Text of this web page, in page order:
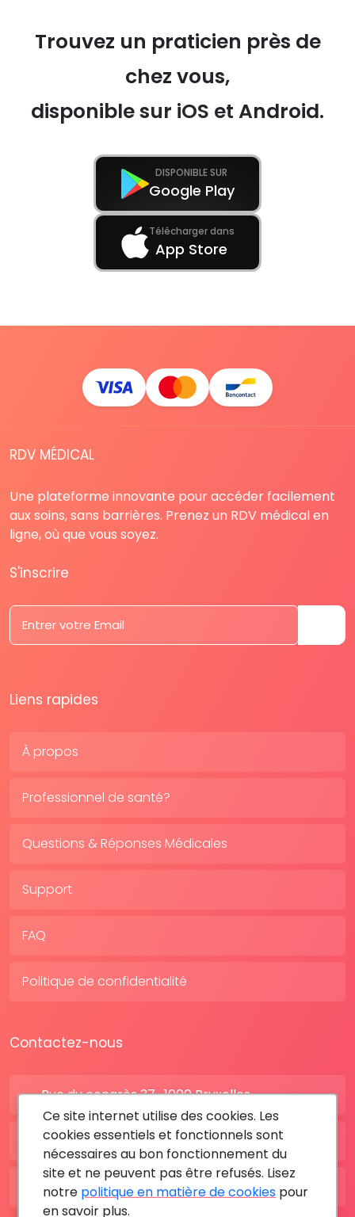
Trouvez un praticien près de
chez vous,
disponible sur iOS et Android.
DISPONIBLE SUR
Google Play
Télécharger dans
App Store
RDV MÉDICAL
Une plateforme innovante pour accéder facilement
aux soins, sans barrières. Prenez un RDV médical en
ligne, où que vous soyez.
S'inscrire
Liens rapides
À propos
Professionnel de santé?
Questions & Réponses Médicales
Support
FAQ
Politique de confidentialité
Contactez-nous
Rue du congrès 37 , 1000 Bruxelles
BE: +32 28080227
FR: +33 183642895
Ce site internet utilise des cookies. Les
cookies essentiels et fonctionnels sont
nécessaires au bon fonctionnement du
site et ne peuvent pas être refusés. Lisez
notre politique en matière de cookies pour
en savoir plus.